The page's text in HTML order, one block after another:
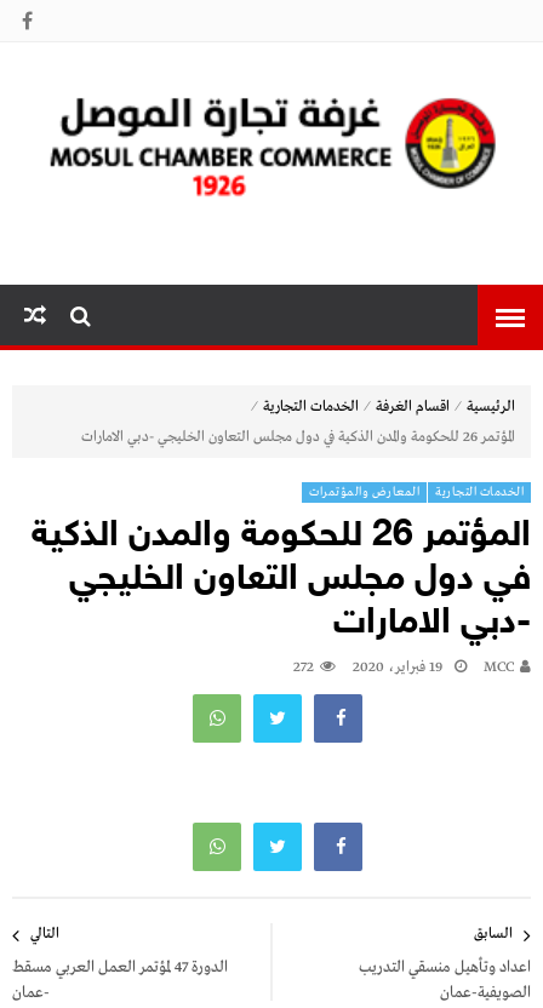
الموصل
الرئيسية ⁄ اقسام الغرفة ⁄ الخدمات التجارية ⁄
المؤتمر 26 للحكومة والمدن الذكية في دول مجلس التعاون الخليجي -دبي الامارات
الخدمات التجارية المعارض والمؤتمرات
المؤتمر 26 للحكومة والمدن الذكية
في دول مجلس التعاون الخليجي
-دبي الامارات
MCC 19 فبراير، 2020 272
السابق
اعداد وتأهيل منسقي التدريب
الصويفية-عمان
التالي
الدورة 47 لمؤتمر العمل العربي مسقط
-عمان